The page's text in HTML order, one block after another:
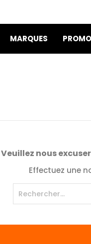
MARQUES
Veuillez nous
Effectuez une